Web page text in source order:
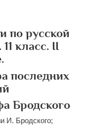
по русской
класс. II
последних
Бродского
И. Бродского;